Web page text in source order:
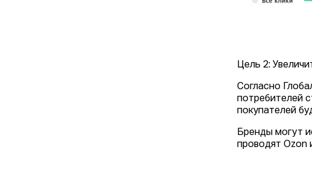
Цель 2:
Согласно
потребителей
покупателей
Бренды могут
проводят Ozon